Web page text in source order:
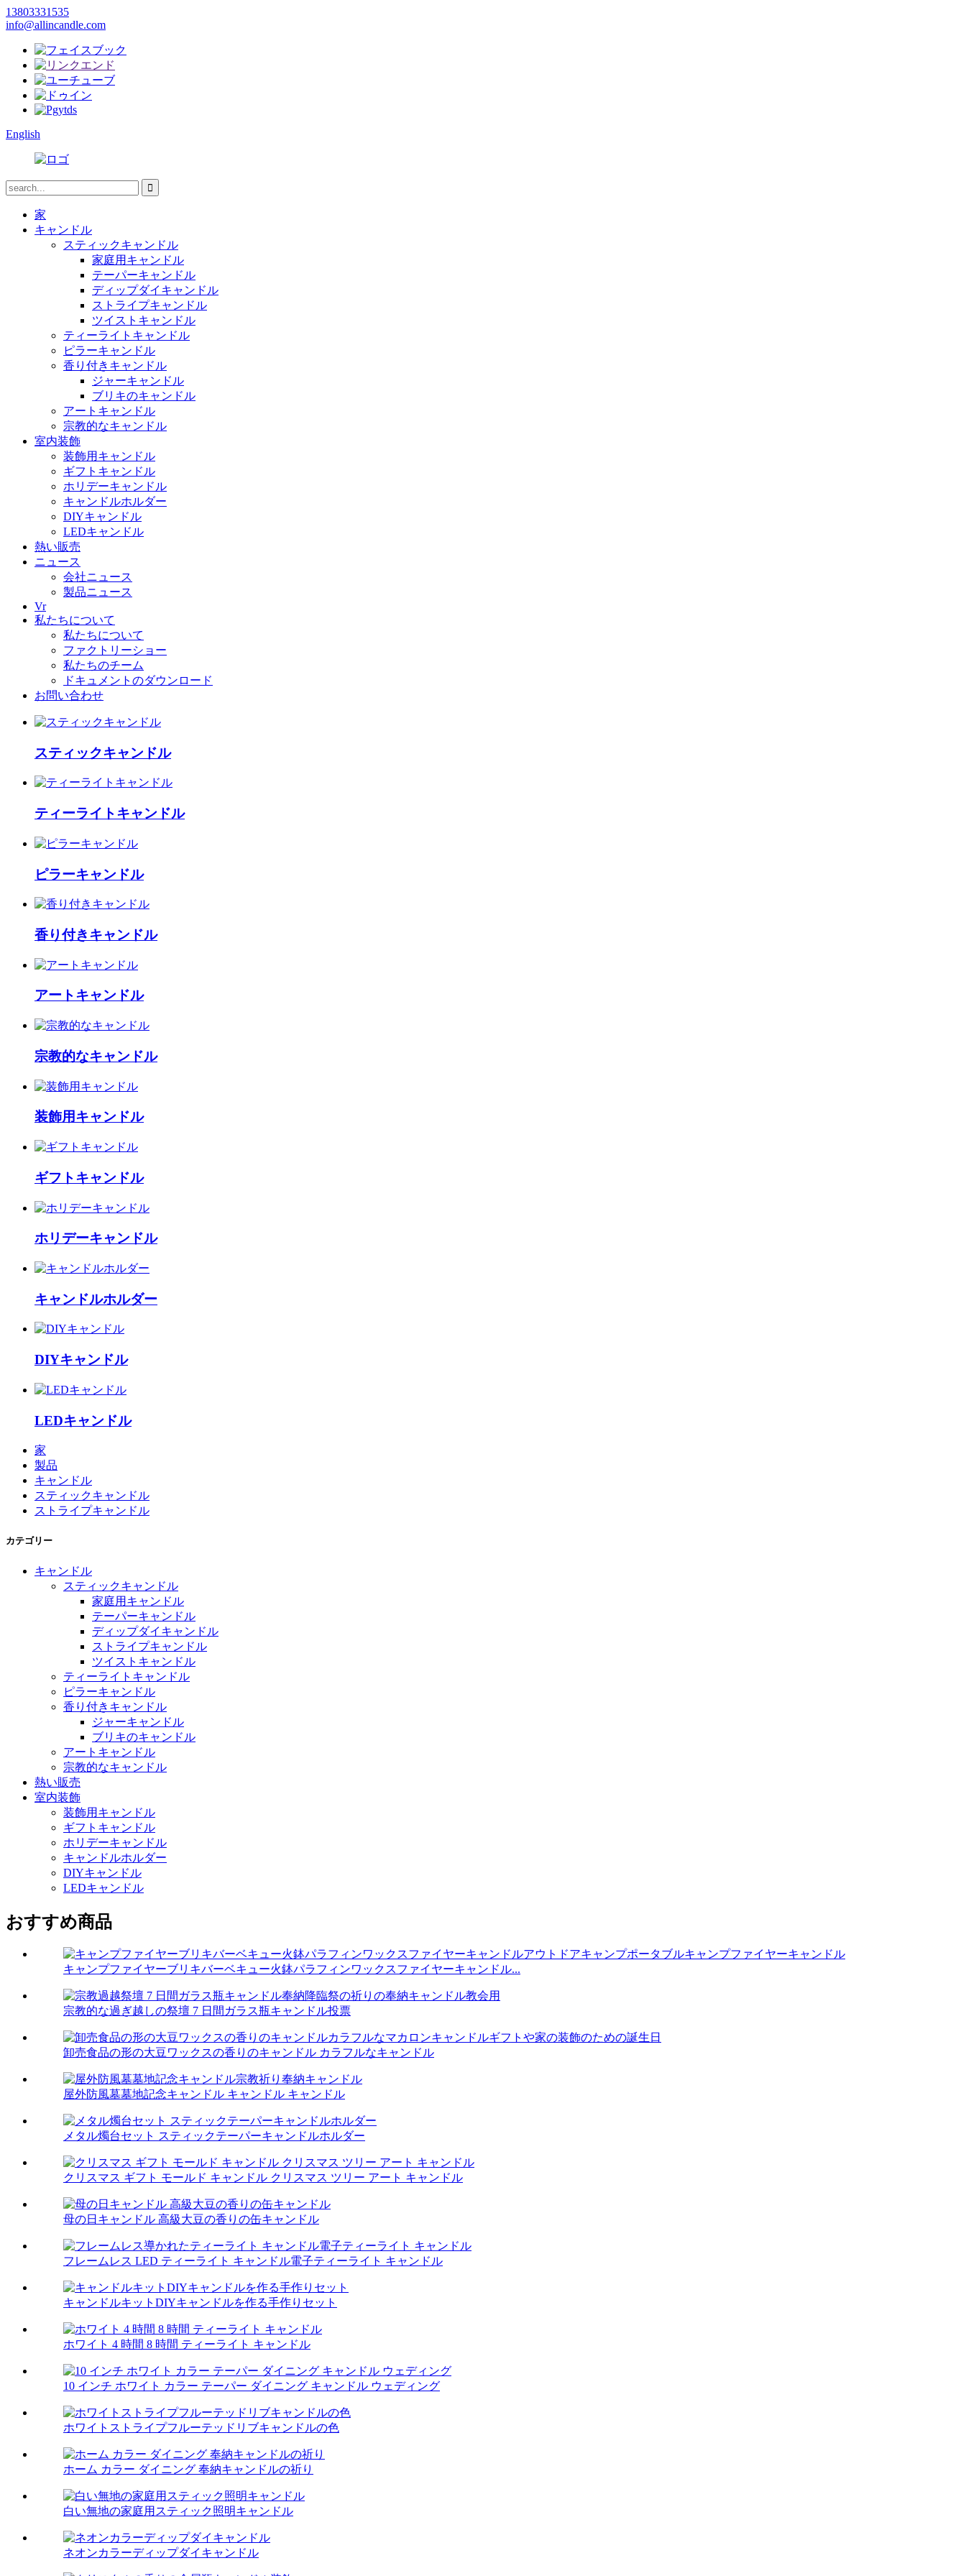
13803331535
info@allincandle.com
English
家
キャンドル
スティックキャンドル
家庭用キャンドル
テーパーキャンドル
ディップダイキャンドル
ストライプキャンドル
ツイストキャンドル
ティーライトキャンドル
ピラーキャンドル
香り付きキャンドル
ジャーキャンドル
ブリキのキャンドル
アートキャンドル
宗教的なキャンドル
室内装飾
装飾用キャンドル
ギフトキャンドル
ホリデーキャンドル
キャンドルホルダー
DIYキャンドル
LEDキャンドル
熱い販売
ニュース
会社ニュース
製品ニュース
Vr
私たちについて
私たちについて
ファクトリーショー
私たちのチーム
ドキュメントのダウンロード
お問い合わせ
スティックキャンドル
ティーライトキャンドル
ピラーキャンドル
香り付きキャンドル
アートキャンドル
宗教的なキャンドル
装飾用キャンドル
ギフトキャンドル
ホリデーキャンドル
キャンドルホルダー
DIYキャンドル
LEDキャンドル
家
製品
キャンドル
スティックキャンドル
ストライプキャンドル
カテゴリー
キャンドル
スティックキャンドル
家庭用キャンドル
テーパーキャンドル
ディップダイキャンドル
ストライプキャンドル
ツイストキャンドル
ティーライトキャンドル
ピラーキャンドル
香り付きキャンドル
ジャーキャンドル
ブリキのキャンドル
アートキャンドル
宗教的なキャンドル
熱い販売
室内装飾
装飾用キャンドル
ギフトキャンドル
ホリデーキャンドル
キャンドルホルダー
DIYキャンドル
LEDキャンドル
おすすめ商品
キャンプファイヤーブリキバーベキュー火鉢パラフィンワックスファイヤーキャンドル...
宗教的な過ぎ越しの祭壇 7 日間ガラス瓶キャンドル投票
卸売食品の形の大豆ワックスの香りのキャンドル カラフルなキャンドル
屋外防風墓墓地記念キャンドル キャンドル キャンドル
メタル燭台セット スティックテーパーキャンドルホルダー
クリスマス ギフト モールド キャンドル クリスマス ツリー アート キャンドル
母の日キャンドル 高級大豆の香りの缶キャンドル
フレームレス LED ティーライト キャンドル電子ティーライト キャンドル
キャンドルキットDIYキャンドルを作る手作りセット
ホワイト 4 時間 8 時間 ティーライト キャンドル
10 インチ ホワイト カラー テーパー ダイニング キャンドル ウェディング
ホワイトストライプフルーテッドリブキャンドルの色
ホーム カラー ダイニング 奉納キャンドルの祈り
白い無地の家庭用スティック照明キャンドル
ネオンカラーディップダイキャンドル